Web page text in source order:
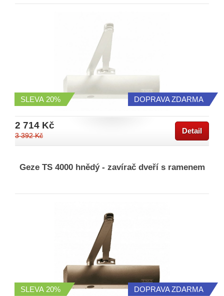
DOPRAVA ZDARMA
SLEVA 20%
2 714 Kč
3 392 Kč
Detail
Geze TS 4000 hnědý - zavírač dveří s ramenem
DOPRAVA ZDARMA
SLEVA 20%